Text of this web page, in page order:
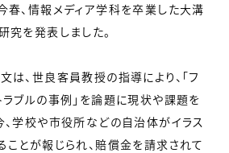
春、情報メディア学科を卒業した大溝
究を発表しました。
、世良客員教授の指導により、「フ
ラブルの事例」を論題に現状や課題を
、学校や市役所などの自治体がイラス
ことが報じられ、賠償金を請求されて